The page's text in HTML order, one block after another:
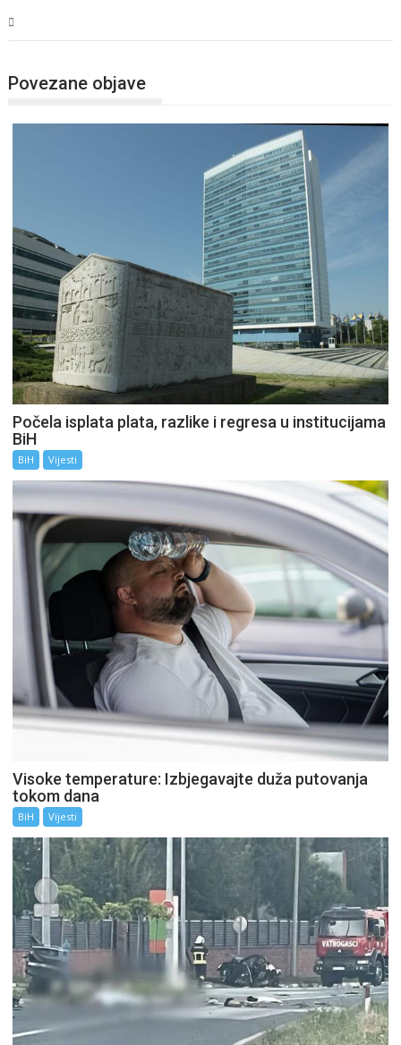
Povezane objave
Počela isplata plata, razlike i regresa u institucijama
BiH
BiH Vijesti
Visoke temperature: Izbjegavajte duža putovanja
tokom dana
BiH Vijesti